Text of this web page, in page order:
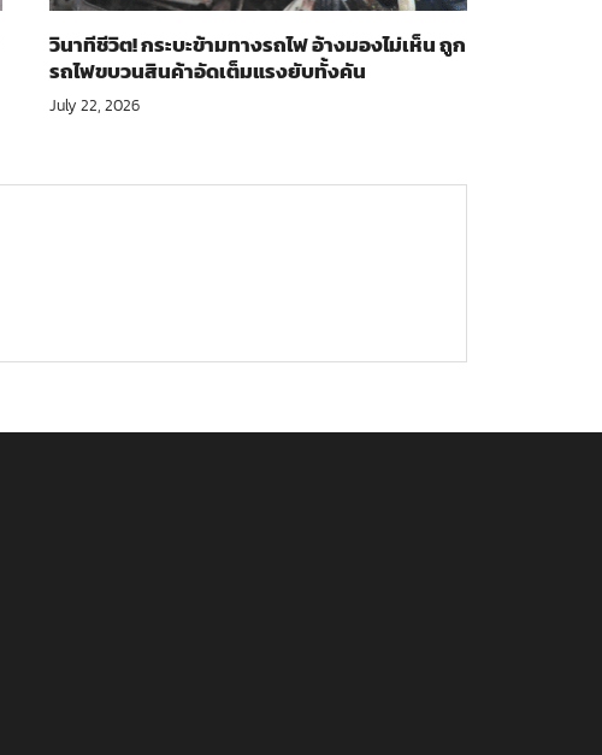
วินาทีชีวิต! กระบะข้ามทางรถไฟ อ้างมองไม่เห็น ถูก
รถไฟขบวนสินค้าอัดเต็มแรงยับทั้งคัน
July 22, 2026